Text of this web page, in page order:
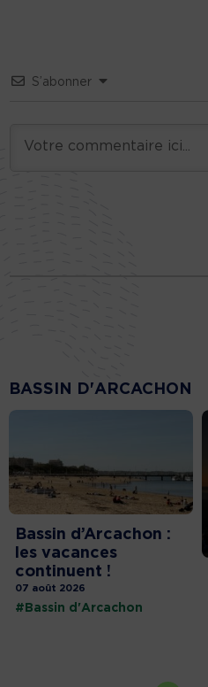
S’abonner
BASSIN D'ARCACHON
Bassin d’Arcachon :
les vacances
continuent !
07 août 2026
#Bassin d'Arcachon